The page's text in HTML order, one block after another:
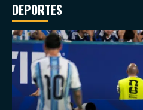
DEPORTES